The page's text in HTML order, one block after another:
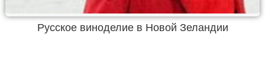
Русское виноделие в Новой Зеландии